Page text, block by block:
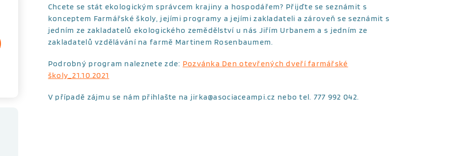
Chcete se stát ekologickým správcem krajiny a hospodářem? Přijďte se seznámit s
konceptem Farmářské školy, jejími programy a jejími zakladateli a zároveň se seznámit s
jedním ze zakladatelů ekologického zemědělství u nás Jiřím Urbanem a s jedním ze
zakladatelů vzdělávání na farmě Martinem Rosenbaumem.
Podrobný program naleznete zde: Pozvánka Den otevřených dveří farmářské
školy_21.10.2021
V případě zájmu se nám přihlašte na jirka@asociaceampi.cz nebo tel. 777 992 042.